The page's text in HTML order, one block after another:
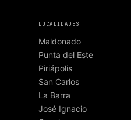
LOCALIDADES
Maldonado
Punta del Este
Piriápolis
San Carlos
La Barra
José Ignacio